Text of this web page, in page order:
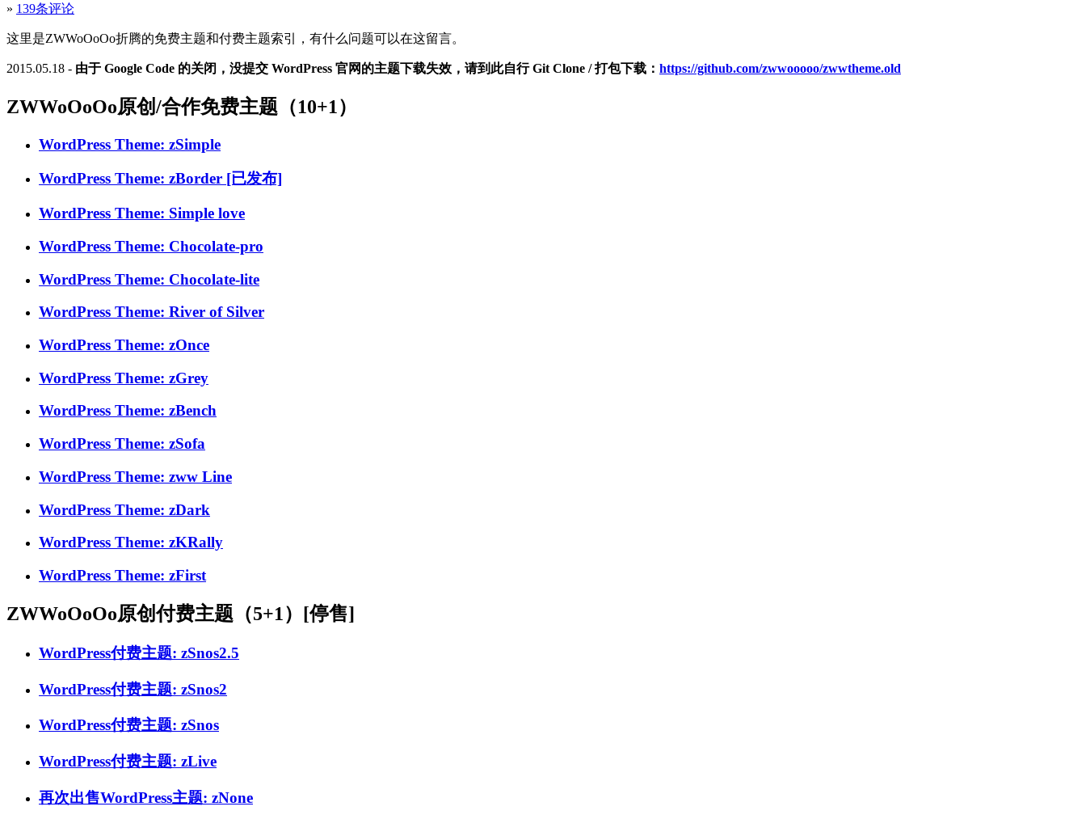
» 139条评论
这里是ZWWoOoOo折腾的免费主题和付费主题索引，有什么问题可以在这留言。
2015.05.18 - 由于 Google Code 的关闭，没提交 WordPress 官网的主题下载失效，请到此自行 Git Clone / 打包下载： https://github.com/zwwooooo/zwwtheme.old
ZWWoOoOo原创/合作免费主题（10+1）
WordPress Theme: zSimple
WordPress Theme: zBorder [已发布]
WordPress Theme: Simple love
WordPress Theme: Chocolate-pro
WordPress Theme: Chocolate-lite
WordPress Theme: River of Silver
WordPress Theme: zOnce
WordPress Theme: zGrey
WordPress Theme: zBench
WordPress Theme: zSofa
WordPress Theme: zww Line
WordPress Theme: zDark
WordPress Theme: zKRally
WordPress Theme: zFirst
ZWWoOoOo原创付费主题（5+1）[停售]
WordPress付费主题: zSnos2.5
WordPress付费主题: zSnos2
WordPress付费主题: zSnos
WordPress付费主题: zLive
再次出售WordPress主题: zNone